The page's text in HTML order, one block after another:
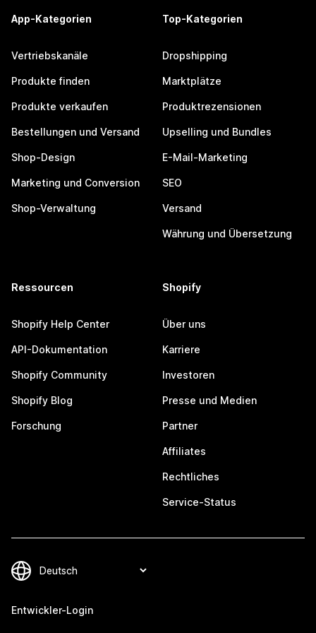
App-Kategorien
Vertriebskanäle
Produkte finden
Produkte verkaufen
Bestellungen und Versand
Shop-Design
Marketing und Conversion
Shop-Verwaltung
Top-Kategorien
Dropshipping
Marktplätze
Produktrezensionen
Upselling und Bundles
E-Mail-Marketing
SEO
Versand
Währung und Übersetzung
Ressourcen
Shopify Help Center
API-Dokumentation
Shopify Community
Shopify Blog
Forschung
Shopify
Über uns
Karriere
Investoren
Presse und Medien
Partner
Affiliates
Rechtliches
Service-Status
Entwickler-Login